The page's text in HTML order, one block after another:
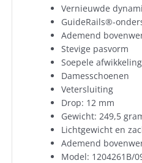
Vernieuwde
GuideRails®-
Ademend
Stevige pasvorm
Soepele afwikkeling
Damesschoenen
Vetersluiting
Drop: 12 mm
Gewicht: 249,5
Lichtgewicht en
Ademend
Model: 1204261B/